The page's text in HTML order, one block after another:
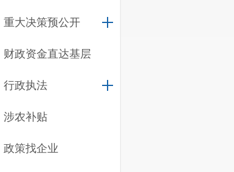
重大决策预公开
财政资金直达基层
行政执法
涉农补贴
政策找企业